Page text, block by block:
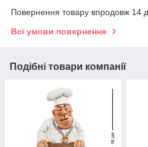
Повернення товару впродовж 14
Всі умови повернення
Подібні товари компанії